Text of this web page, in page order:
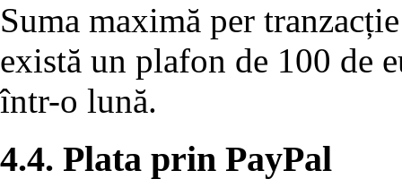
Suma maximă per
există un plafon de 100 de
într-o lună.
4.4. Plata prin PayPal